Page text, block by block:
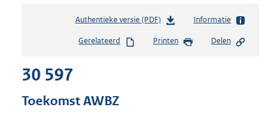
Authentieke versie (PDF)b
s
Informatie
Gerelateerd Printen Delen
30 597
Toekomst AWBZ